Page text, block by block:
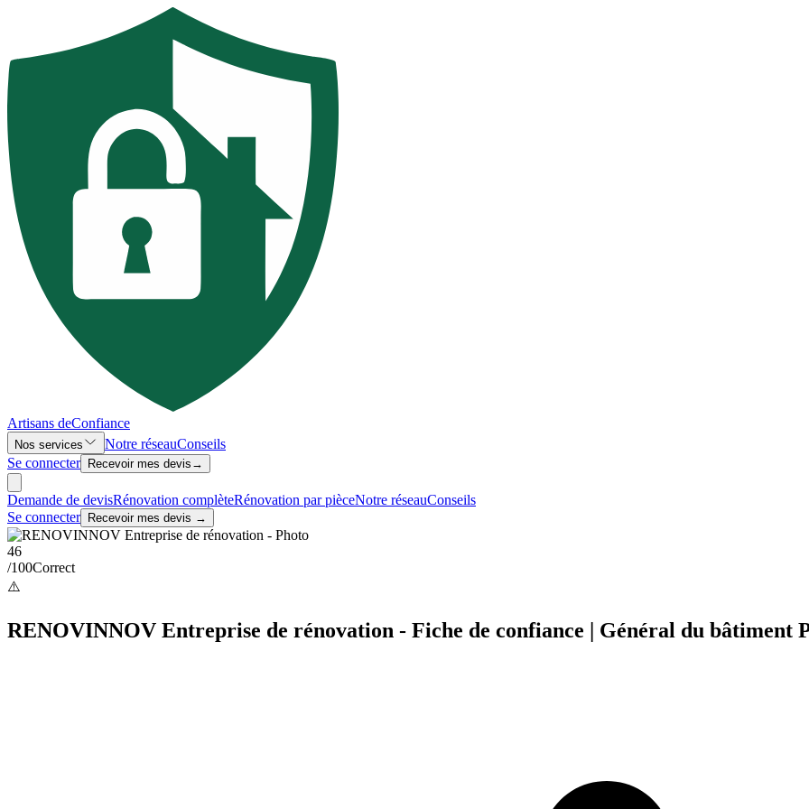
Artisans deConfiance
Nos services Notre réseauConseils
Se connecter
Recevoir mes devis →
Demande de devisRénovation complèteRénovation par pièceNotre réseauConseils
Se connecter
Recevoir mes devis →
46
/100Correct
⚠️
RENOVINNOV Entreprise de rénovation - Fiche de confiance | Général du bâtiment